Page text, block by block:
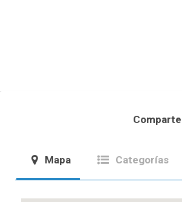
Comparte
Mapa Categorías